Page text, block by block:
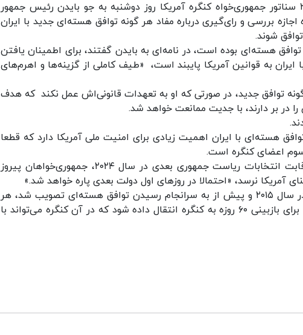
به نقل از خبرگزاری رویترز، گروهی متشکل از ۳۳ سناتور جمهوری‌خواه کنگره آمریکا روز دوشنبه به جو بایدن رئیس جمهور
بررسی و رای‌گیری درباره مفاد هر گونه‌ توافق هسته‌ای جدید با ایران
شوند.
هسته‌ای بوده است، در نامه‌ای به بایدن گفتند، برای اطمینان یافتن
ایران به قوانین آمریکا پایبند است، «طیف کاملی از گزینه‌ها و اهرم‌های
توافق جدید، در صورتی که او به تعهدات قانونی‌اش عمل نکند که هدف
را در بر دارند، با جدیت ممانعت خواهد شد.
هسته‌ای با ایران اهمیت زیادی برای امنیت ملی آمریکا دارد که قطعا
سوم اعضای کنگره است.
قانون‌گذاران آمریکایی با این پیش‌بینی که در رقابت انتخابات ریاست جمهوری بعدی در سال ۲۰۲۴، جمهوری‌خواهان پیروز
آمریکا نرسد، «احتمالا در روزهای اول دولت بعدی پاره خواهد شد.»
علاوه بر این، آن‌ها اشاره کردند طبق قانونی که در سال ۲۰۱۵ و پیش از به سرانجام رسیدن توافق هسته‌ای تصویب شد، هر
توافق جدیدی در زمینه برنامه هسته‌ای ایران باید برای بازبینی ۶۰ روزه به کنگره انتقال داده شود که در آن کنگره می‌تواند با